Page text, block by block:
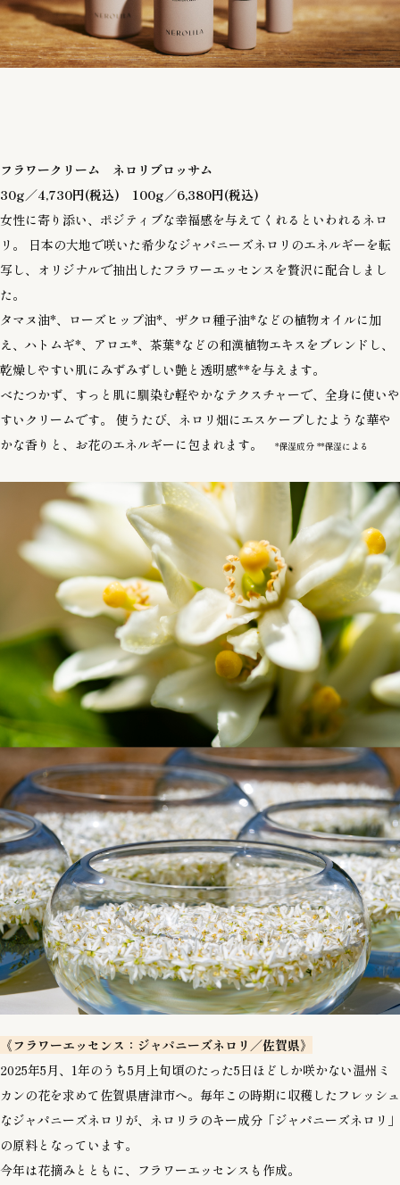
フラワークリーム ネロリブロッサム
30g／4,730円(税込)
100g／6,380円(税込)
女性に寄り添い、ポジティブな幸福感を与えてくれるといわれるネロ
リ。 日本の大地で咲いた希少なジャパニーズネロリのエネルギーを転
写し、オリジナルで抽出したフラワーエッセンスを贅沢に配合しまし
た。
タマヌ油*、ローズヒップ油*、ザクロ種子油*などの植物オイルに加
え、ハトムギ*、アロエ*、茶葉*などの和漢植物エキスをブレンドし、
乾燥しやすい肌にみずみずしい艶と透明感**を与えます。
べたつかず、すっと肌に馴染む軽やかなテクスチャーで、全身に使いや
すいクリームです。 使うたび、ネロリ畑にエスケープしたような華や
かな香りと、お花のエネルギーに包まれます。
*保湿成分 **保湿による
《フラワーエッセンス：ジャパニーズネロリ／佐賀県》
2025年5月、1年のうち5月上旬頃のたった5日ほどしか咲かない温州ミ
カンの花を求めて佐賀県唐津市へ。毎年この時期に収穫したフレッシュ
なジャパニーズネロリが、ネロリラのキー成分「ジャパニーズネロリ」
の原料となっています。
今年は花摘みとともに、フラワーエッセンスも作成。